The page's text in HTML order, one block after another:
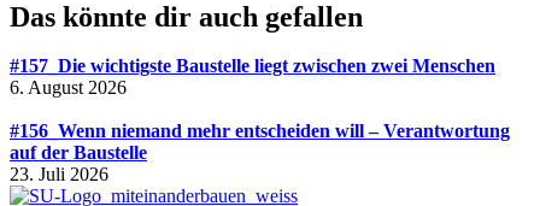
Das könnte dir auch gefallen
#157_Die wichtigste Baustelle liegt zwischen zwei Menschen
6. August 2026
#156_Wenn niemand mehr entscheiden will – Verantwortung
auf der Baustelle
23. Juli 2026